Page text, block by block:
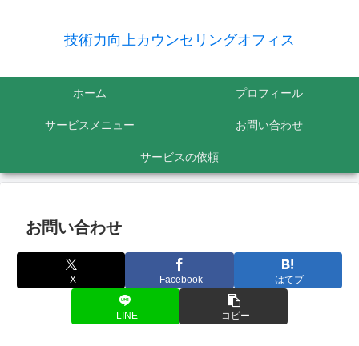
技術力向上カウンセリングオフィス
ホーム プロフィール
サービスメニュー お問い合わせ
サービスの依頼
お問い合わせ
X Facebook はてブ
LINE コピー